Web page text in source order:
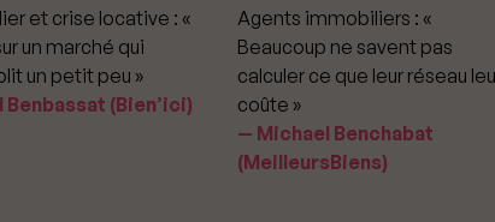
et crise locative : «
un marché qui
un petit peu »
Benbassat (Bien’ici)
Agents immobiliers : «
Beaucoup ne savent pas
calculer ce que leur réseau
coûte »
Michael Benchabat
(MeilleursBiens)